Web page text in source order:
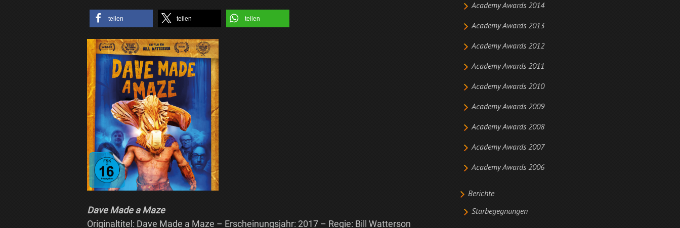
Academy Awards 2014
Academy Awards 2013
Academy Awards 2012
Academy Awards 2011
Academy Awards 2010
Academy Awards 2009
Academy Awards 2008
Academy Awards 2007
Academy Awards 2006
Berichte
Starbegegnungen
teilen teilen teilen
Dave Made a Maze
Originaltitel: Dave Made a Maze – Erscheinungsjahr: 2017 – Regie: Bill Watterson